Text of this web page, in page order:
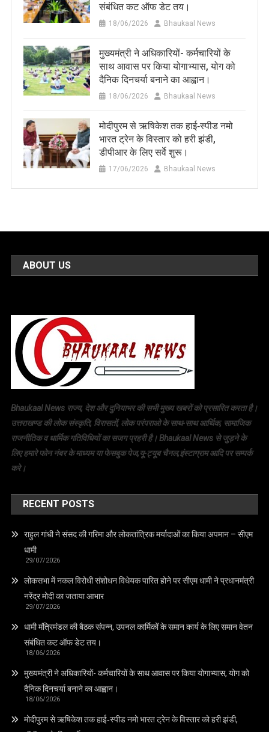
संबंधित कट ऑफ डेट तय।
18/06/2026 Bhaukaal News
मुख्यमंत्री ने अधिकारियों- कर्मचारियों के
साथ आवास पर किया योगाभ्यास, योग को
दैनिक दिनचर्या बनाने का आह्वान।
18/06/2026 Bhaukaal News
मोदीपुरम से ऋषिकेश तक हाई‑स्पीड नमो
भारत ट्रेन के विस्तार को हरी झंडी,
डीपीआर के लिए सर्वे शुरू।
17/06/2026 Bhaukaal News
ABOUT US
Bhaukaal News राज्य, देश और दुनियाभर की सभी मुख्य खबरों को प्रसारित करता है।
उत्तराखण्ड की लोक संस्कृति, विरासतों, लोक परंपराओ के साथ-साथ आर्थिक, सामाजिक
राजनीतिक व धार्मिक गतिविधियों का सजग प्रहरी है। Bhaukaal News से जुड़ने के
लिए हमारे फोन नंबर के माध्यम या फेसबुक पेज,यू-ट्यूब चैनल,इंस्टाग्राम आदि पर सम्पर्क
करे।
RECENT POSTS
राहुल गांधी ने संसद की गरिमा और लोकतांत्रिक मर्यादाओं का किया अपमान – सीएम
धामी
29/07/2026
लोकसभा में नकल विरोधी संशोधन विधेयक पारित होने पर सीएम धामी ने प्रधानमंत्री
नरेंद्र मोदी का जताया आभार
29/07/2026
धामी मंत्रिमंडल की बैठक संपन्न, उपनल कार्मिकों के समान कार्य के लिए समान वेतन
संबंधित कट ऑफ डेट तय।
18/06/2026
मुख्यमंत्री ने अधिकारियों- कर्मचारियों के साथ आवास पर किया योगाभ्यास, योग को
दैनिक दिनचर्या बनाने का आह्वान।
18/06/2026
मोदीपुरम से ऋषिकेश तक हाई‑स्पीड नमो भारत ट्रेन के विस्तार को हरी झंडी,